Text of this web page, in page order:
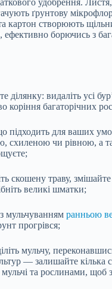
удобрення.
ґрунтову
картон створюють
борючись з
ділянку: видаліть усі
коріння багаторічних
підходить для ваших
схиленою чи рівною, а
скошену траву, змішайте
великі шматки;
мульчуванням ранньою
прогрівся;
мульчу,
— залишайте кілька
та рослинами, щоб